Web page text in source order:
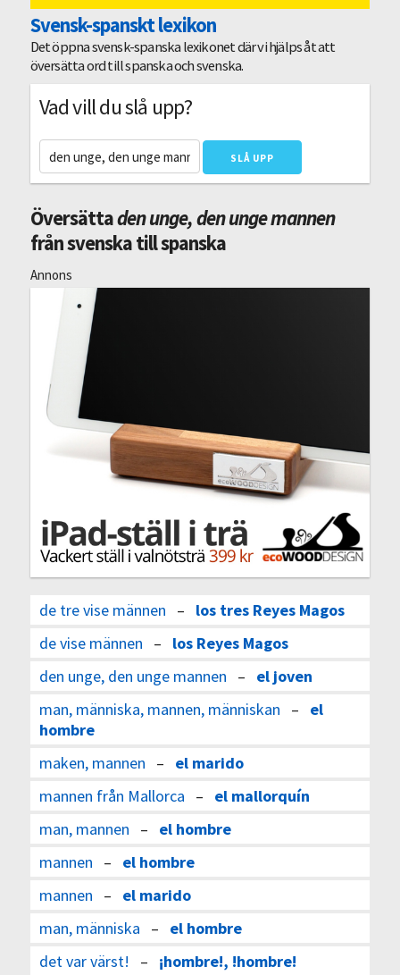
Svensk-spanskt lexikon
Det öppna svensk-spanska lexikonet där vi hjälps åt att
översätta ord till spanska och svenska.
Vad vill du slå upp?
Översättaden unge, den unge mannen
från svenska till spanska
Annons
de tre vise männen – los tres Reyes Magos
de vise männen – los Reyes Magos
den unge, den unge mannen – el joven
man, människa, mannen, människan – el
hombre
maken, mannen – el marido
mannen från Mallorca – el mallorquín
man, mannen – el hombre
mannen – el hombre
mannen – el marido
man, människa – el hombre
det var värst! – ¡hombre!, !hombre!